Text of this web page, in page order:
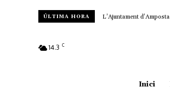
ÚLTIMA HORA L’Ajuntament
14.3 C
Inici